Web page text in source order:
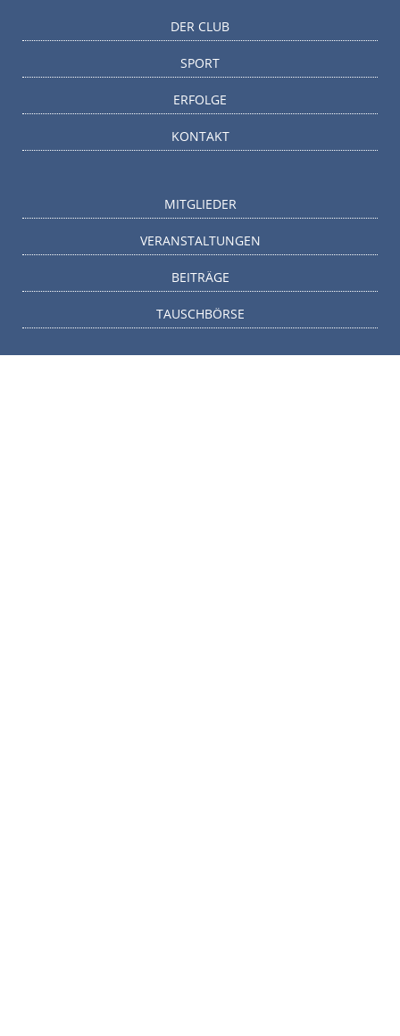
DER CLUB
SPORT
ERFOLGE
KONTAKT
MITGLIEDER
VERANSTALTUNGEN
BEITRÄGE
TAUSCHBÖRSE